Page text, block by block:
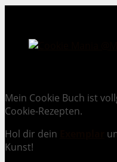
Mein Cookie Buch ist
Cookie-Rezepten.
Hol dir dein
Kunst!